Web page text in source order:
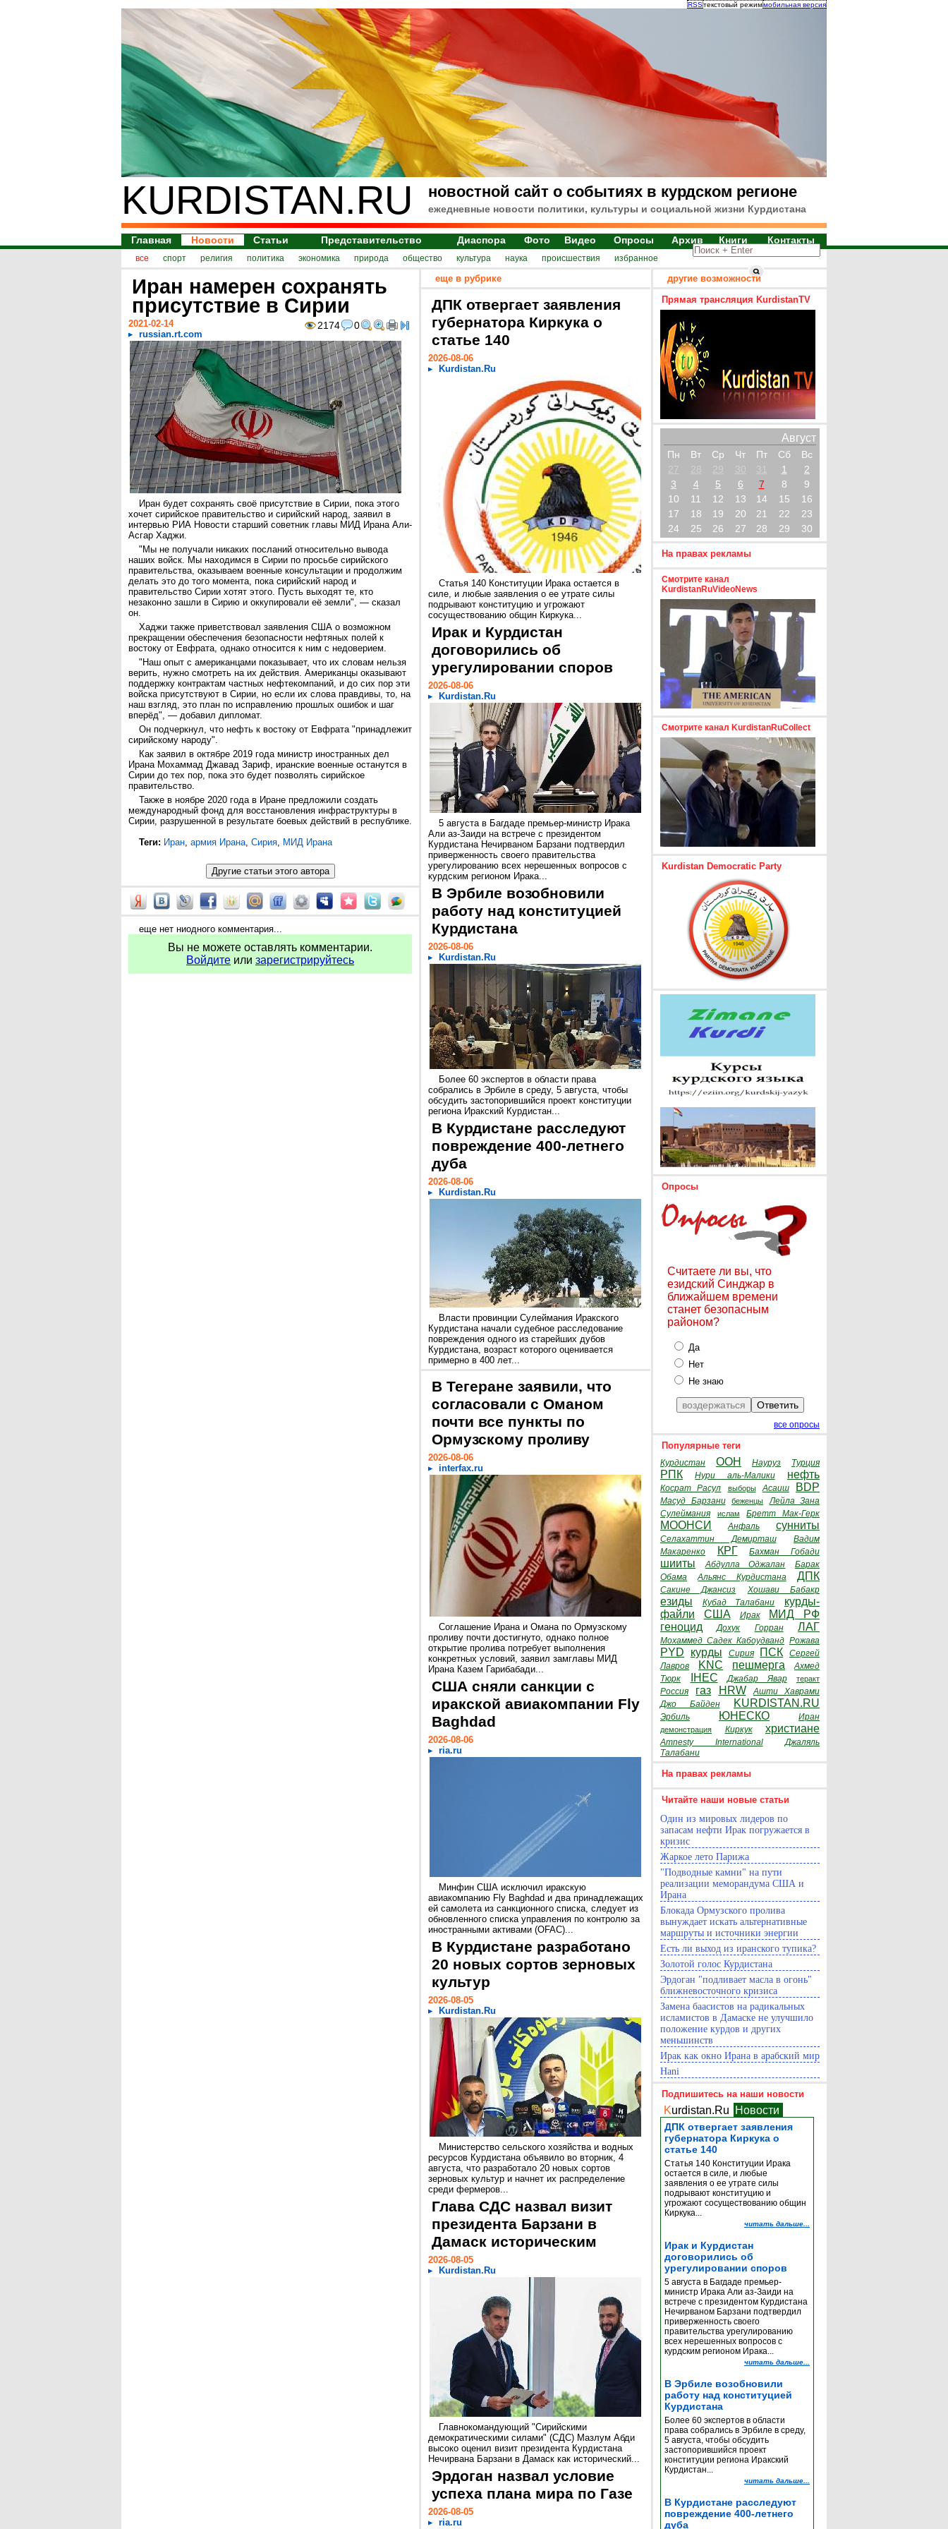
RSSтекстовый режиммобильная версия
KURDISTAN.RU новостной сайт о событиях в курдском регионе
ежедневные новости политики, культуры и социальной жизни Курдистана
Главная Новости Статьи Представительство Диаспора Фото Видео Опросы Архив Книги Контакты
все спорт религия политика экономика природа общество культура наука происшествия избранное
Иран намерен сохранять
присутствие в Сирии
2174 0
2021-02-14
russian.rt.com
Иран будет сохранять своё присутствие в Сирии, пока этого
хочет сирийское правительство и сирийский народ, заявил в
интервью РИА Новости старший советник главы МИД Ирана Али-
Асгар Хаджи.
"Мы не получали никаких посланий относительно вывода
наших войск. Мы находимся в Сирии по просьбе сирийского
правительства, оказываем военные консультации и продолжим
делать это до того момента, пока сирийский народ и
правительство Сирии хотят этого. Пусть выходят те, кто
незаконно зашли в Сирию и оккупировали её земли", — сказал
он.
Хаджи также приветствовал заявления США о возможном
прекращении обеспечения безопасности нефтяных полей к
востоку от Евфрата, однако относится к ним с недоверием.
"Наш опыт с американцами показывает, что их словам нельзя
верить, нужно смотреть на их действия. Американцы оказывают
поддержку контрактам частных нефтекомпаний, и до сих пор эти
войска присутствуют в Сирии, но если их слова правдивы, то, на
наш взгляд, это план по исправлению прошлых ошибок и шаг
вперёд", — добавил дипломат.
Он подчеркнул, что нефть к востоку от Евфрата "принадлежит
сирийскому народу".
Как заявил в октябре 2019 года министр иностранных дел
Ирана Мохаммад Джавад Зариф, иранские военные останутся в
Сирии до тех пор, пока это будет позволять сирийское
правительство.
Также в ноябре 2020 года в Иране предложили создать
международный фонд для восстановления инфраструктуры в
Сирии, разрушенной в результате боевых действий в республике.
Теги: Иран, армия Ирана, Сирия, МИД Ирана
еще нет ниодного комментария...
Вы не можете оставлять комментарии.
Войдите или зарегистрируйтесь
еще в рубрике
ДПК отвергает заявления
губернатора Киркука о
статье 140
2026-08-06
Kurdistan.Ru
Статья 140 Конституции Ирака остается в
силе, и любые заявления о ее утрате силы
подрывают конституцию и угрожают
сосуществованию общин Киркука...
Ирак и Курдистан
договорились об
урегулировании споров
2026-08-06
Kurdistan.Ru
5 августа в Багдаде премьер-министр Ирака
Али аз-Заиди на встрече с президентом
Курдистана Нечирваном Барзани подтвердил
приверженность своего правительства
урегулированию всех нерешенных вопросов с
курдским регионом Ирака...
В Эрбиле возобновили
работу над конституцией
Курдистана
2026-08-06
Kurdistan.Ru
Более 60 экспертов в области права
собрались в Эрбиле в среду, 5 августа, чтобы
обсудить застопорившийся проект конституции
региона Иракский Курдистан...
В Курдистане расследуют
повреждение 400-летнего
дуба
2026-08-06
Kurdistan.Ru
Власти провинции Сулеймания Иракского
Курдистана начали судебное расследование
повреждения одного из старейших дубов
Курдистана, возраст которого оценивается
примерно в 400 лет...
В Тегеране заявили, что
согласовали с Оманом
почти все пункты по
Ормузскому проливу
2026-08-06
interfax.ru
Соглашение Ирана и Омана по Ормузскому
проливу почти достигнуто, однако полное
открытие пролива потребует выполнения
конкретных условий, заявил замглавы МИД
Ирана Казем Гарибабади...
США сняли санкции с
иракской авиакомпании Fly
Baghdad
2026-08-06
ria.ru
Минфин США исключил иракскую
авиакомпанию Fly Baghdad и два принадлежащих
ей самолета из санкционного списка, следует из
обновленного списка управления по контролю за
иностранными активами (OFAC)...
В Курдистане разработано
20 новых сортов зерновых
культур
2026-08-05
Kurdistan.Ru
Министерство сельского хозяйства и водных
ресурсов Курдистана объявило во вторник, 4
августа, что разработало 20 новых сортов
зерновых культур и начнет их распределение
среди фермеров...
Глава СДС назвал визит
президента Барзани в
Дамаск историческим
2026-08-05
Kurdistan.Ru
Главнокомандующий "Сирийскими
демократическими силами" (СДС) Мазлум Абди
высоко оценил визит президента Курдистана
Нечирвана Барзани в Дамаск как исторический...
Эрдоган назвал условие
успеха плана мира по Газе
2026-08-05
ria.ru
другие возможности
Прямая трансляция KurdistanTV
Август
Пн Вт Ср Чт Пт Сб
Вс
27
28 29 30 31 1
2
3
4 5 6 7 8
9
10
11 12 13 14 15
16
17
18 19 20 21 22
23
24
25 26 27 28 29 30
На правах рекламы
Смотрите канал
KurdistanRuVideoNews
Смотрите канал KurdistanRuCollect
Kurdistan Democratic Party
Опросы
Считаете ли вы, что
езидский Синджар в
ближайшем времени
станет безопасным
районом?
Да
Нет
Не знаю
все опросы
Популярные теги
Курдистан ООН Науруз Турция
РПК Нури аль-Малики нефть
Косрат Расул выборы Асаиш BDP
Масуд Барзани беженцы
Лейла Зана
Сулеймания
ислам Бретт Мак-Герк
МООНСИ Анфаль сунниты
Селахаттин Демирташ
Вадим
Макаренко
КРГ Бахман Гобади
шииты Абдулла Оджалан
Барак
Обама
Альянс Курдистана ДПК
Сакине Джансиз Хошави Бабакр
езиды Кубад Талабани
курды-
файли
США Ирак
МИД РФ
геноцид
Дохук Горран ЛАГ
Мохаммед Садек Кабоудванд Рожава
PYD курды Сирия ПСК
Сергей
Лавров
KNC пешмерга
Ахмед
Тюрк
IHEC Джабар Явар теракт
Россия газ HRW
Ашти Хаврами
Джо Байден
KURDISTAN.RU
Эрбиль ЮНЕСКО Иран
демонстрация Киркук христиане
Amnesty International
Джаляль
Талабани
На правах рекламы
Читайте наши новые статьи
Один из мировых лидеров по
запасам нефти Ирак погружается в
кризис
Жаркое лето Парижа
"Подводные камни" на пути
реализации меморандума США и
Ирана
Блокада Ормузского пролива
вынуждает искать альтернативные
маршруты и источники энергии
Есть ли выход из иранского тупика?
Золотой голос Курдистана
Эрдоган "подливает масла в огонь"
ближневосточного кризиса
Замена баасистов на радикальных
исламистов в Дамаске не улучшило
положение курдов и других
меньшинств
Ирак как окно Ирана в арабский мир
Hani
Подпишитесь на наши новости
Kurdistan.Ru Новости
ДПК отвергает заявления
губернатора Киркука о
статье 140
Статья 140 Конституции Ирака
остается в силе, и любые
заявления о ее утрате силы
подрывают конституцию и
угрожают сосуществованию общин
Киркука...
читать дальше...
Ирак и Курдистан
договорились об
урегулировании споров
5 августа в Багдаде премьер-
министр Ирака Али аз-Заиди на
встрече с президентом Курдистана
Нечирваном Барзани подтвердил
приверженность своего
правительства урегулированию
всех нерешенных вопросов с
курдским регионом Ирака...
читать дальше...
В Эрбиле возобновили
работу над конституцией
Курдистана
Более 60 экспертов в области
права собрались в Эрбиле в среду,
5 августа, чтобы обсудить
застопорившийся проект
конституции региона Иракский
Курдистан...
читать дальше...
В Курдистане расследуют
повреждение 400-летнего
дуба